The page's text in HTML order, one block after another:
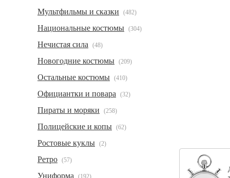
Мультфильмы и сказки (482)
Национальные костюмы (304)
Нечистая сила (48)
Новогодние костюмы (209)
Остальные костюмы (410)
Официантки и повара (32)
Пираты и моряки (258)
Полицейские и копы (62)
Ростовые куклы (2)
Ретро (57)
Униформа (192)